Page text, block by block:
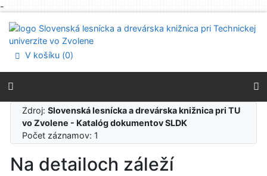
-
Prejsť na menu
Prehlásenie o webovej prístupnosti
V košíku (0)
Zdroj:Slovenská lesnícka a drevárska knižnica pri TU
vo Zvolene - Katalóg dokumentov SLDK
Počet záznamov: 1
Na detailoch záleží